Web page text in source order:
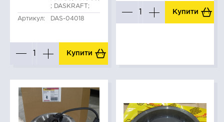
; DASKRAFT;
Артикул: DAS-04018
Купити
Купити